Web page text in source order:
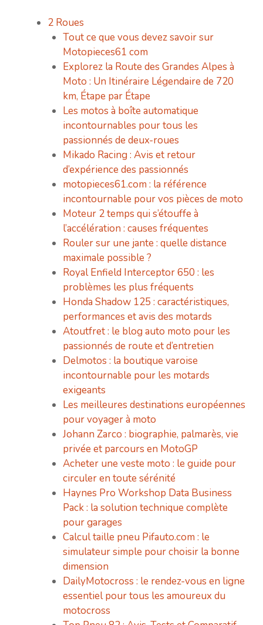
2 Roues
Tout ce que vous devez savoir sur
Motopieces61 com
Explorez la Route des Grandes Alpes à
Moto : Un Itinéraire Légendaire de 720
km, Étape par Étape
Les motos à boîte automatique
incontournables pour tous les
passionnés de deux-roues
Mikado Racing : Avis et retour
d’expérience des passionnés
motopieces61.com : la référence
incontournable pour vos pièces de moto
Moteur 2 temps qui s’étouffe à
l’accélération : causes fréquentes
Rouler sur une jante : quelle distance
maximale possible ?
Royal Enfield Interceptor 650 : les
problèmes les plus fréquents
Honda Shadow 125 : caractéristiques,
performances et avis des motards
Atoutfret : le blog auto moto pour les
passionnés de route et d’entretien
Delmotos : la boutique varoise
incontournable pour les motards
exigeants
Les meilleures destinations européennes
pour voyager à moto
Johann Zarco : biographie, palmarès, vie
privée et parcours en MotoGP
Acheter une veste moto : le guide pour
circuler en toute sérénité
Haynes Pro Workshop Data Business
Pack : la solution technique complète
pour garages
Calcul taille pneu Pifauto.com : le
simulateur simple pour choisir la bonne
dimension
DailyMotocross : le rendez-vous en ligne
essentiel pour tous les amoureux du
motocross